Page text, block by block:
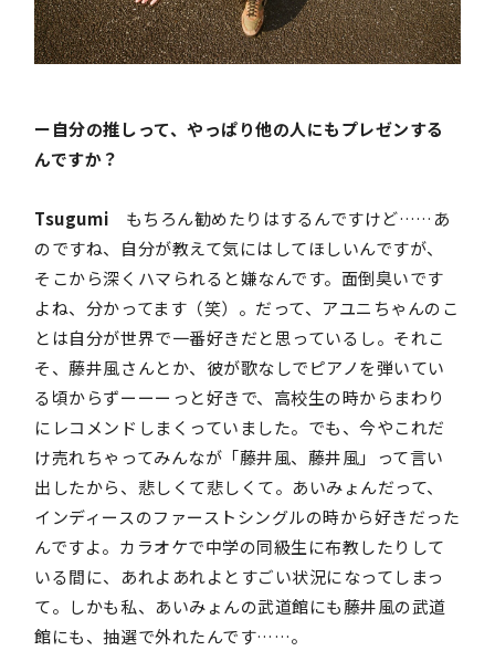
ー自分の推しって、やっぱり他の人にもプレゼンする
んですか？
Tsugumi もちろん勧めたりはするんですけど……あ
のですね、自分が教えて気にはしてほしいんですが、
そこから深くハマられると嫌なんです。面倒臭いです
よね、分かってます（笑）。だって、アユニちゃんのこ
とは自分が世界で一番好きだと思っているし。それこ
そ、藤井風さんとか、彼が歌なしでピアノを弾いてい
る頃からずーーーっと好きで、高校生の時からまわり
にレコメンドしまくっていました。でも、今やこれだ
け売れちゃってみんなが「藤井風、藤井風」って言い
出したから、悲しくて悲しくて。あいみょんだって、
インディースのファーストシングルの時から好きだった
んですよ。カラオケで中学の同級生に布教したりして
いる間に、あれよあれよとすごい状況になってしまっ
て。しかも私、あいみょんの武道館にも藤井風の武道
館にも、抽選で外れたんです……。